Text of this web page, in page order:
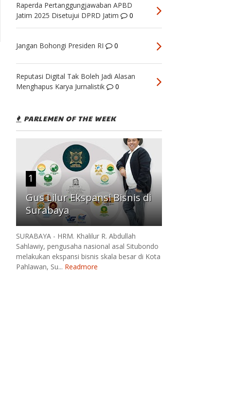
Raperda Pertanggungjawaban APBD
Jatim 2025 Disetujui DPRD Jatim
0
Jangan Bohongi Presiden RI 0
Reputasi Digital Tak Boleh Jadi Alasan
Menghapus Karya Jurnalistik
0
PARLEMEN OF THE WEEK
1
Gus Lilur Ekspansi Bisnis di
Surabaya
SURABAYA - HRM. Khalilur R. Abdullah
Sahlawiy, pengusaha nasional asal Situbondo
melakukan ekspansi bisnis skala besar di Kota
Pahlawan, Su... Readmore